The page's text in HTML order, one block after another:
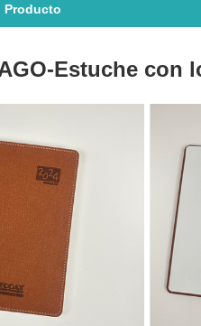
Producto
-Estuche con